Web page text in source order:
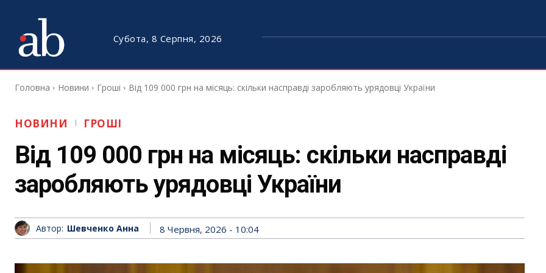
Субота, 8 Серпня, 2026
Головна Новини Гроші Від 109 000 грн на місяць: скільки насправді заробляють урядовці України
НОВИНИ ГРОШІ
Від 109 000 грн на місяць: скільки насправді
заробляють урядовці України
Автор: Шевченко Анна 8 Червня, 2026 - 10:04